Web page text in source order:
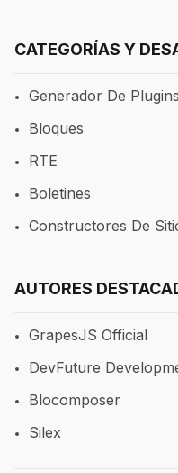
CATEGORÍAS Y
Generador De Plugins
Bloques
RTE
Boletines
Constructores De
AUTORES
GrapesJS Official
DevFuture
Blocomposer
Silex